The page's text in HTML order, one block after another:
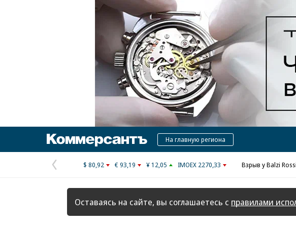
КоммерсантъНа главную региона
Предыдущая
страница
$ 80,92 € 93,19 ¥ 12,05 IMOEX 2270,33 Взрыв у Balzi Rossi
Оставаясь на сайте, вы соглашаетесь с правилами